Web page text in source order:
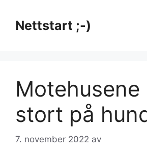
innholdNettstart ;-)
Motehusene
stort på
7. november 2022 av